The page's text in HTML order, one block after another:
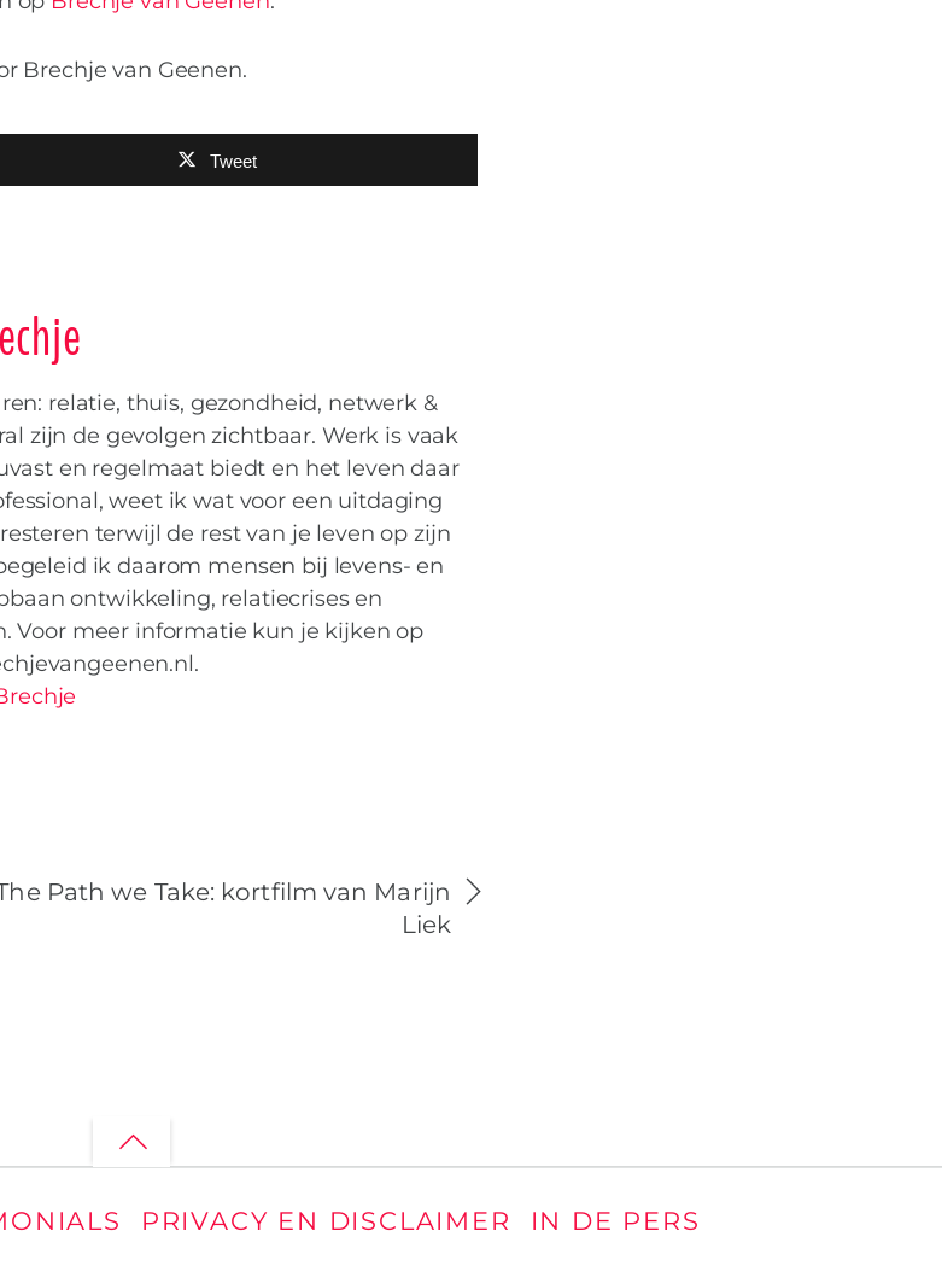
Brechje van Geenen.
Tweet
relatie, thuis, gezondheid, netwerk &
zijn de gevolgen zichtbaar. Werk is vaak
en regelmaat biedt en het leven daar
weet ik wat voor een uitdaging
terwijl de rest van je leven op zijn
ik daarom mensen bij levens- en
ontwikkeling, relatiecrises en
Voor meer informatie kun je kijken op
Path we Take: kortfilm van Marijn
Liek
Back
PRIVACY EN DISCLAIMER IN DE PERS